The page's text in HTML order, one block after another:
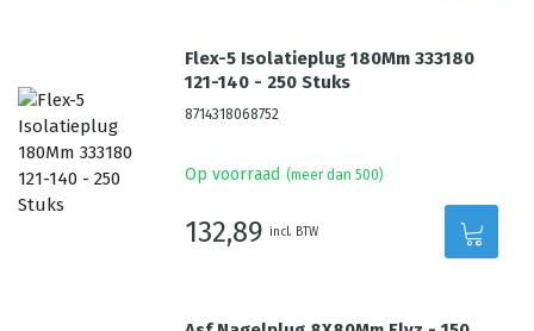
Flex-5 Isolatieplug 180Mm 333180
121-140 - 250 Stuks
8714318068752
Op voorraad (meer dan 500)
132,89 incl. BTW